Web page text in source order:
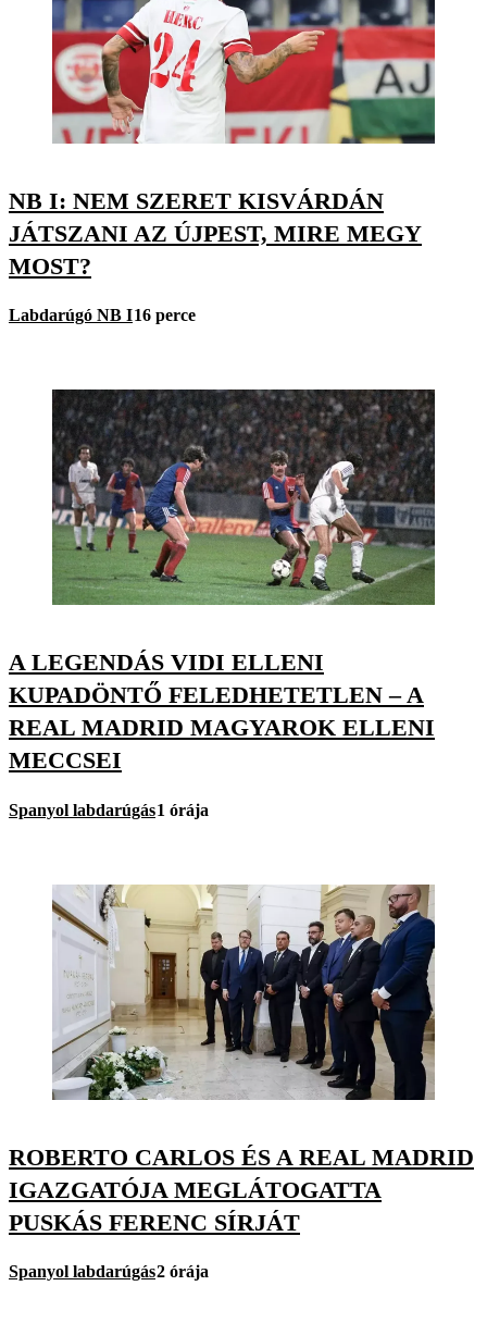
NB I: NEM SZERET KISVÁRDÁN
JÁTSZANI AZ ÚJPEST, MIRE MEGY
MOST?
Labdarúgó NB I16 perce
A LEGENDÁS VIDI ELLENI
KUPADÖNTŐ FELEDHETETLEN – A
REAL MADRID MAGYAROK ELLENI
MECCSEI
Spanyol labdarúgás1 órája
ROBERTO CARLOS ÉS A REAL MADRID
IGAZGATÓJA MEGLÁTOGATTA
PUSKÁS FERENC SÍRJÁT
Spanyol labdarúgás2 órája